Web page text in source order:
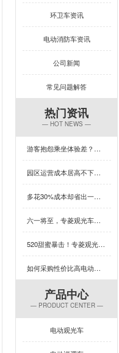
环卫车资讯
电动消防车资讯
公司新闻
常见问题解答
热门资讯
— HOT NEWS —
游客抱怨乘坐体验差？一台专菱电动旅游观光车，打造回头率100%的舒适旅程！
园区运营成本居高不下？这款用五菱配件的观光车，耐用又省心，速看！
多花30%成本却省出一台车的钱？这款观光车凭什么颠覆性价比认知？
六一将至，专菱观光车为你的乐园增添欢乐保障
520甜蜜暴击！专菱观光车整车焊接，用硬核实力守护浪漫旅程
如何采购性价比高电动旅游观光车？这几招必学
产品中心
— PRODUCT CENTER —
电动观光车